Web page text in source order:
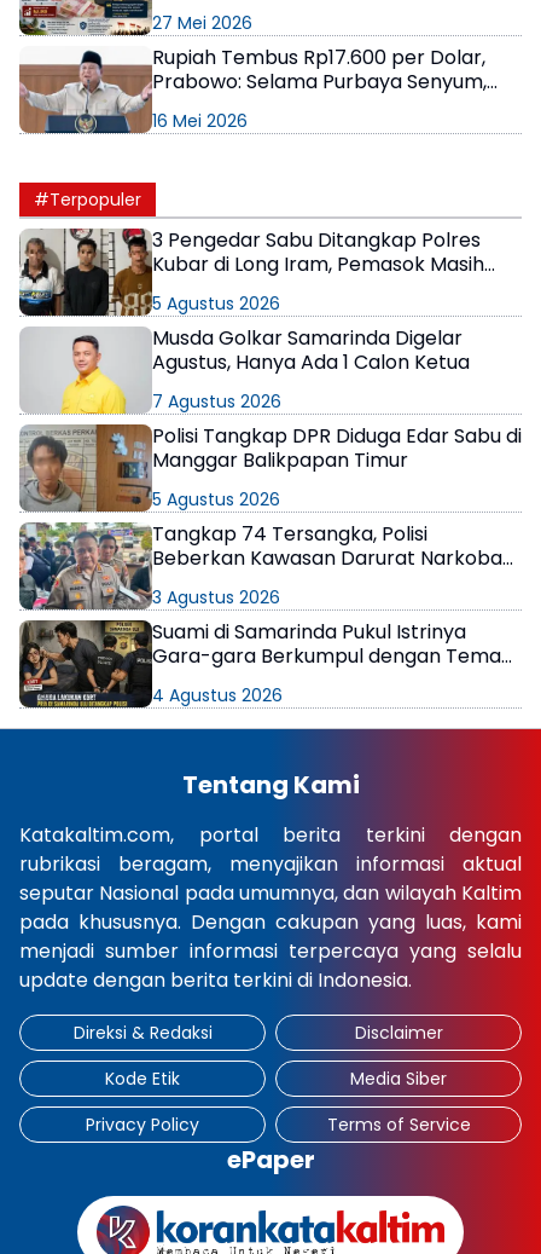
27 Mei 2026
Rupiah Tembus Rp17.600 per Dolar,
Prabowo: Selama Purbaya Senyum,
16 Mei 2026
#Terpopuler
3 Pengedar Sabu Ditangkap Polres
Kubar di Long Iram, Pemasok Masih
5 Agustus 2026
Musda Golkar Samarinda Digelar
Agustus, Hanya Ada 1 Calon Ketua
7 Agustus 2026
Polisi Tangkap DPR Diduga Edar Sabu di
Manggar Balikpapan Timur
5 Agustus 2026
Tangkap 74 Tersangka, Polisi
Beberkan Kawasan Darurat Narkoba
3 Agustus 2026
Suami di Samarinda Pukul Istrinya
Gara-gara Berkumpul dengan Teman
4 Agustus 2026
Tentang Kami
Katakaltim.com, portal berita terkini dengan
rubrikasi beragam, menyajikan informasi aktual
seputar Nasional pada umumnya, dan wilayah Kaltim
pada khususnya. Dengan cakupan yang luas, kami
menjadi sumber informasi terpercaya yang selalu
update dengan berita terkini di Indonesia.
Direksi & Redaksi
Disclaimer
Kode Etik
Media Siber
Privacy Policy
Terms of Service
ePaper